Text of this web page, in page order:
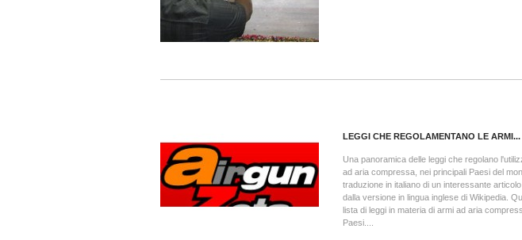
LEGGI CHE REGOLAMENTANO LE ARMI...
Una panoramica delle leggi che regolano
ad aria compressa, nei principali Paesi del
traduzione in italiano di un interessante
dalla versione in lingua inglese di Wikipedia.
lista di leggi in materia di armi ad aria
Paesi....